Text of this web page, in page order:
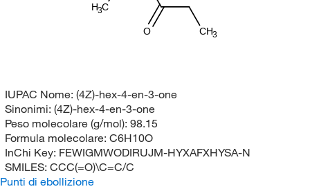
CH3
O
H3C
IUPAC Nome: (4Z)-hex-4-en-3-one
Sinonimi: (4Z)-hex-4-en-3-one
Peso molecolare (g/mol): 98.15
Formula molecolare: C6H10O
InChi Key: FEWIGMWODIRUJM-HYXAFXHYSA-N
SMILES: CCC(=O)\C=C/C
Punti di ebollizione